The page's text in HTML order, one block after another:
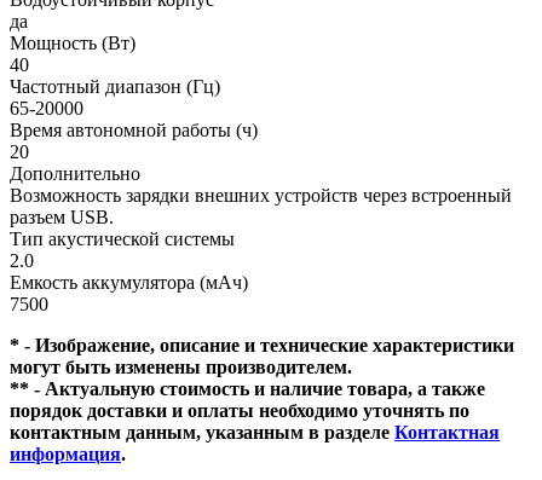
да
Мощность (Вт)
40
Частотный диапазон (Гц)
65-20000
Время автономной работы (ч)
20
Дополнительно
Возможность зарядки внешних устройств через встроенный
разъем USB.
Тип акустической системы
2.0
Емкость аккумулятора (мАч)
7500
* - Изображение, описание и технические характеристики
могут быть изменены производителем.
** - Актуальную стоимость и наличие товара, а также
порядок доставки и оплаты необходимо уточнять по
контактным данным, указанным в разделе Контактная
информация.